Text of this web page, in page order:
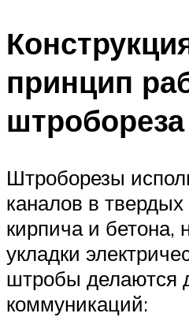
принцип
штробореза
Штроборезы
каналов в твердых
кирпича и бетона,
укладки
штробы делаются
коммуникаций: